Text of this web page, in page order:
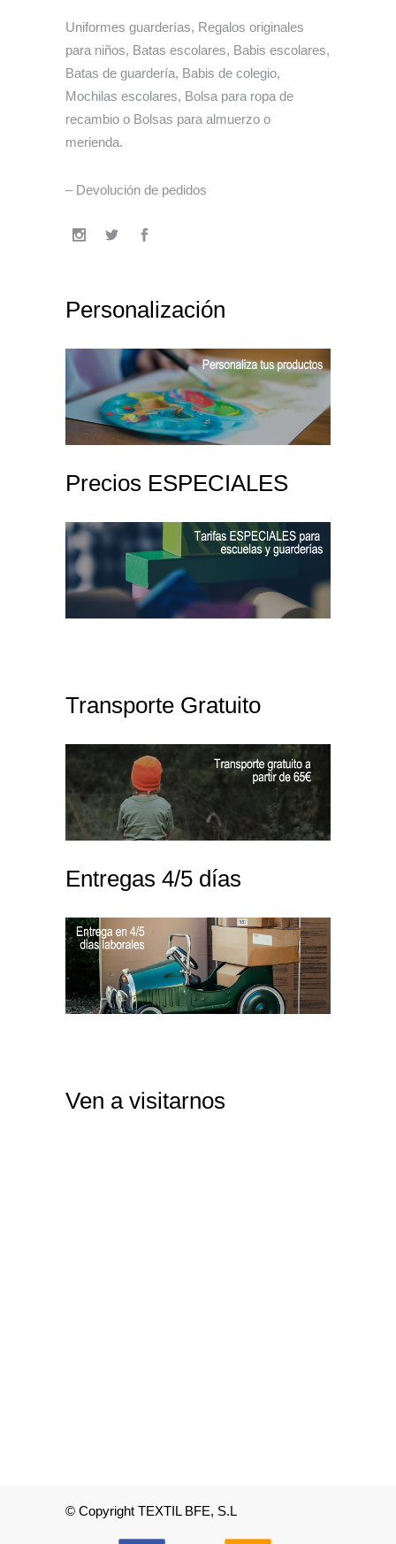
Uniformes guarderías, Regalos originales
para niños, Batas escolares, Babis escolares,
Batas de guardería, Babis de colegio,
Mochilas escolares, Bolsa para ropa de
recambio o Bolsas para almuerzo o
merienda.
– Devolución de pedidos
Personalización
Precios ESPECIALES
Transporte Gratuito
Entregas 4/5 días
Ven a visitarnos
© Copyright TEXTIL BFE, S.L